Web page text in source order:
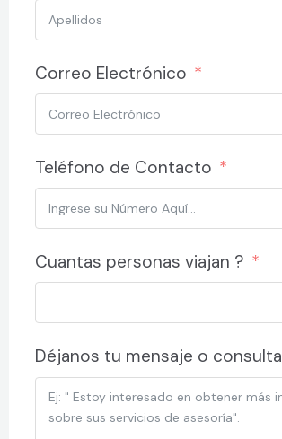
Correo Electrónico
Teléfono de Contacto
Cuantas personas viajan ?
Déjanos tu mensaje o consulta